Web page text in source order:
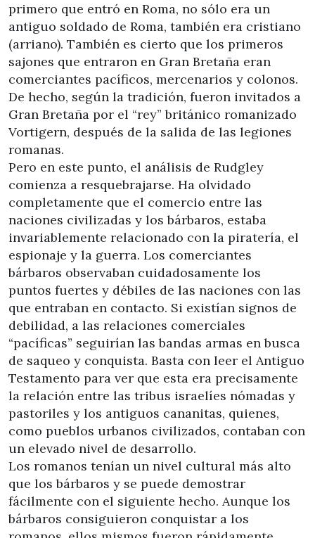
primero que entró en Roma, no sólo era un
antiguo soldado de Roma, también era cristiano
(arriano). También es cierto que los primeros
sajones que entraron en Gran Bretaña eran
comerciantes pacíficos, mercenarios y colonos.
De hecho, según la tradición, fueron invitados a
Gran Bretaña por el “rey” británico romanizado
Vortigern, después de la salida de las legiones
romanas.
Pero en este punto, el análisis de Rudgley
comienza a resquebrajarse. Ha olvidado
completamente que el comercio entre las
naciones civilizadas y los bárbaros, estaba
invariablemente relacionado con la piratería, el
espionaje y la guerra. Los comerciantes
bárbaros observaban cuidadosamente los
puntos fuertes y débiles de las naciones con las
que entraban en contacto. Si existían signos de
debilidad, a las relaciones comerciales
“pacíficas” seguirían las bandas armas en busca
de saqueo y conquista. Basta con leer el Antiguo
Testamento para ver que esta era precisamente
la relación entre las tribus israelíes nómadas y
pastoriles y los antiguos cananitas, quienes,
como pueblos urbanos civilizados, contaban con
un elevado nivel de desarrollo.
Los romanos tenían un nivel cultural más alto
que los bárbaros y se puede demostrar
fácilmente con el siguiente hecho. Aunque los
bárbaros consiguieron conquistar a los